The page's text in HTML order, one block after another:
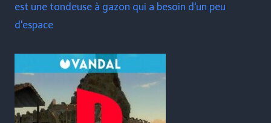
est une tondeuse à gazon qui a besoin d'un peu
d'espace